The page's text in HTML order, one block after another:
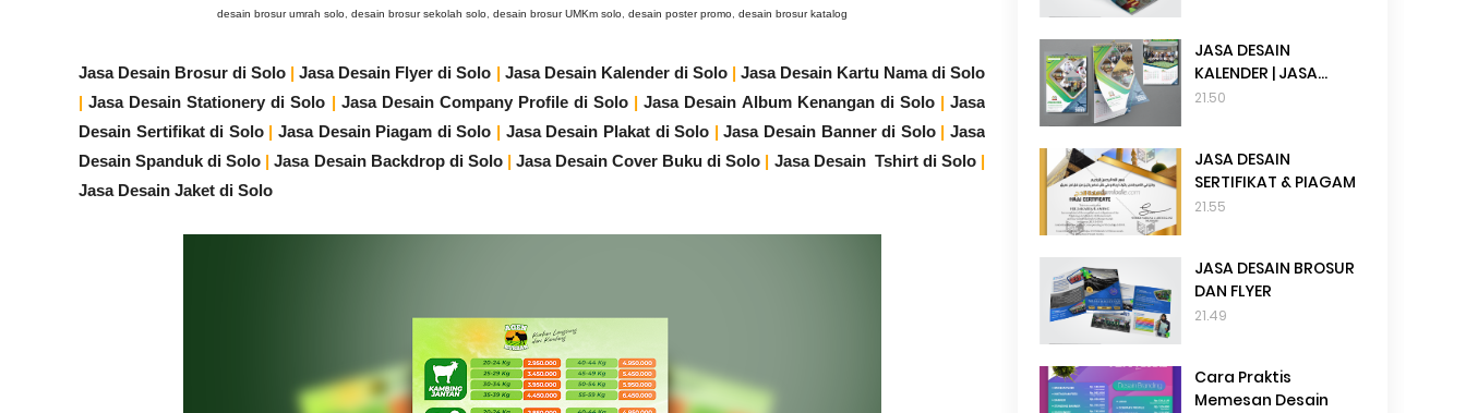
desain brosur umrah solo, desain brosur sekolah solo, desain brosur UMKm solo, desain poster promo, desain brosur katalog
Jasa Desain Brosur di Solo |Jasa Desain Flyer di Solo | Jasa Desain Kalender di Solo| Jasa Desain Kartu Nama di Solo
|Jasa Desain Stationery di Solo | Jasa Desain Company Profile di Solo |Jasa Desain Album Kenangan di Solo|Jasa
Desain Sertifikat di Solo|Jasa Desain Piagam di Solo | Jasa Desain Plakat di Solo |Jasa Desain Banner di Solo|Jasa
Desain Spanduk di Solo |Jasa Desain Backdrop di Solo| Jasa Desain Cover Buku di Solo | Jasa Desain Tshirt di Solo|
Jasa Desain Jaket di Solo
JASA DESAIN
KALENDER | JASA
DESAIN TANGGALAN
21.50
JASA DESAIN
SERTIFIKAT & PIAGAM
21.55
JASA DESAIN BROSUR
DAN FLYER
21.49
Cara Praktis
Memesan Desain